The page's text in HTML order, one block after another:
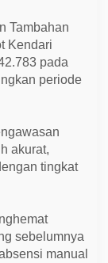
Tambahan
Kendari
pada
periode
akurat,
tingkat
sebelumnya
manual